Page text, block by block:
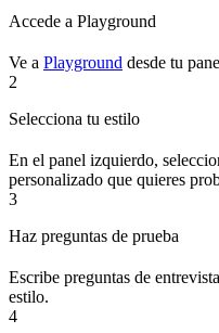
Accede a Playground
Ve a Playground desde tu
2
Selecciona tu estilo
En el panel izquierdo,
personalizado que quieres
3
Haz preguntas de prueba
Escribe preguntas de
estilo.
4